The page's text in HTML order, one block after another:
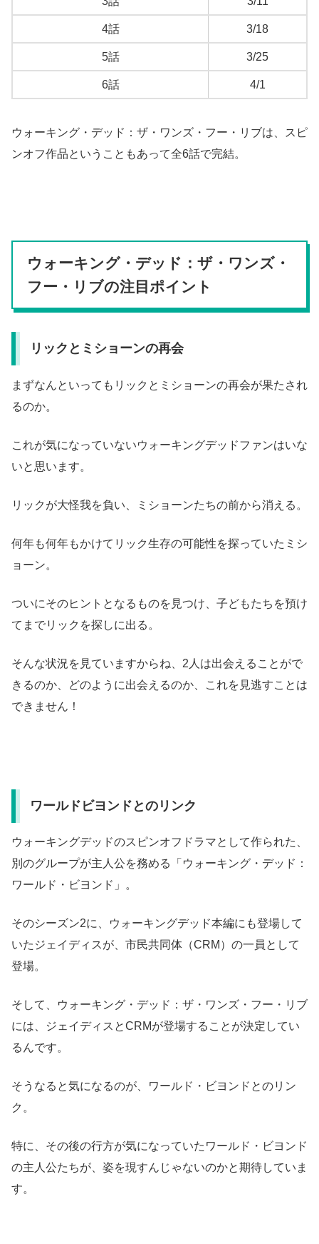
4話 3/18
5話 3/25
6話 4/1
ウォーキング・デッド：ザ・ワンズ・フー・リブは、スピ
ンオフ作品ということもあって全6話で完結。
ウォーキング・デッド：ザ・ワンズ・
フー・リブの注目ポイント
リックとミショーンの再会
まずなんといってもリックとミショーンの再会が果たされ
るのか。
これが気になっていないウォーキングデッドファンはいな
いと思います。
リックが大怪我を負い、ミショーンたちの前から消える。
何年も何年もかけてリック生存の可能性を探っていたミシ
ョーン。
ついにそのヒントとなるものを見つけ、子どもたちを預け
てまでリックを探しに出る。
そんな状況を見ていますからね、2人は出会えることがで
きるのか、どのように出会えるのか、これを見逃すことは
できません！
ワールドビヨンドとのリンク
ウォーキングデッドのスピンオフドラマとして作られた、
別のグループが主人公を務める「ウォーキング・デッド：
ワールド・ビヨンド」。
そのシーズン2に、ウォーキングデッド本編にも登場して
いたジェイディスが、市民共同体（CRM）の一員として
登場。
そして、ウォーキング・デッド：ザ・ワンズ・フー・リブ
には、ジェイディスとCRMが登場することが決定してい
るんです。
そうなると気になるのが、ワールド・ビヨンドとのリン
ク。
特に、その後の行方が気になっていたワールド・ビヨンド
の主人公たちが、姿を現すんじゃないのかと期待していま
す。